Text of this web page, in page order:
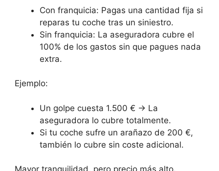
Con franquicia: Pagas una cantidad fija si
reparas tu coche tras un siniestro.
Sin franquicia: La aseguradora cubre el
100% de los gastos sin que pagues nada
extra.
Ejemplo:
Un golpe cuesta 1.500 € → La
aseguradora lo cubre totalmente.
Si tu coche sufre un arañazo de 200 €,
también lo cubre sin coste adicional.